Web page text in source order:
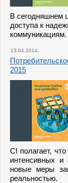
В сегодняшнем
доступа к
коммуникациям.
13.04.2014.
2015
CI полагает,
интенсивных и
новые меры
реальностью.